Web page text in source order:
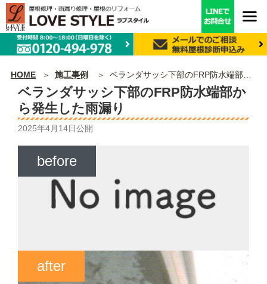
HOME 施工事例 ベランダサッシ下部のFRP防水端部から発生した雨漏り
ベランダサッシ下部のFRP防水端部か
ら発生した雨漏り
2025年4月14日公開
before
after